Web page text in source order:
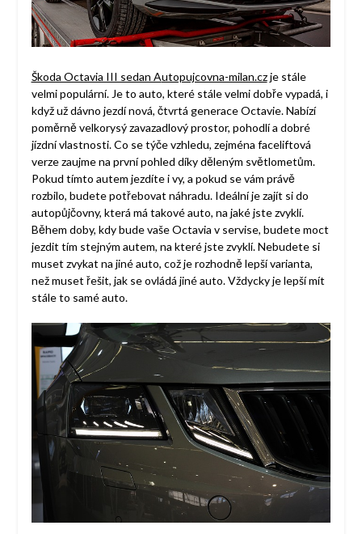
Škoda Octavia III sedan Autopujcovna-milan.cz je stále
velmi populární. Je to auto, které stále velmi dobře vypadá, i
když už dávno jezdí nová, čtvrtá generace Octavie. Nabízí
poměrně velkorysý zavazadlový prostor, pohodlí a dobré
jízdní vlastnosti. Co se týče vzhledu, zejména faceliftová
verze zaujme na první pohled díky děleným světlometům.
Pokud tímto autem jezdíte i vy, a pokud se vám právě
rozbilo, budete potřebovat náhradu. Ideální je zajít si do
autopůjčovny, která má takové auto, na jaké jste zvyklí.
Během doby, kdy bude vaše Octavia v servise, budete moct
jezdit tím stejným autem, na které jste zvyklí. Nebudete si
muset zvykat na jiné auto, což je rozhodně lepší varianta,
než muset řešit, jak se ovládá jiné auto. Vždycky je lepší mít
stále to samé auto.